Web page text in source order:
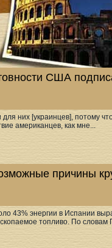
США
них [украинцев], потому
американцев, как мне...
причины
43% энергии в Испании
топливо. По словам